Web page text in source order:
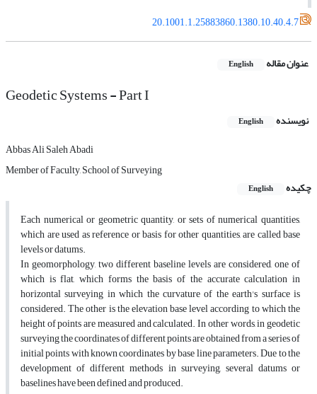
20.1001.1.25883860.1380.10.40.4.7
عنوان مقاله English
Geodetic Systems - Part I
نویسنده English
Abbas Ali Saleh Abadi
Member of Faculty, School of Surveying
چکیده
English
Each numerical or geometric quantity, or sets of numerical quantities,
which are used as reference or basis for other quantities, are called base
levels or datums.
In geomorphology, two different baseline levels are considered, one of
which is flat, which forms the basis of the accurate calculation in
horizontal surveying in which the curvature of the earth's surface is
considered. The other is the elevation base level according to which the
height of points are measured and calculated. In other words, in geodetic
surveying the coordinates of different points are obtained from a series of
initial points with known coordinates by base line parameters. Due to the
development of different methods in surveying, several datums or
baselines have been defined and produced.